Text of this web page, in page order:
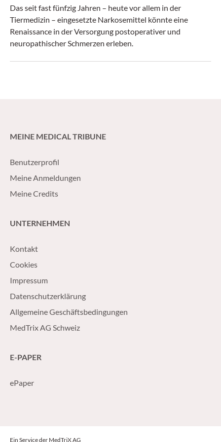
Das seit fast fünfzig Jahren – heute vor allem in der
Tiermedizin – eingesetzte Narkosemittel könnte eine
Renaissance in der Versorgung postoperativer und
neuropathischer Schmerzen erleben.
MEINE MEDICAL TRIBUNE
Benutzerprofil
Meine Anmeldungen
Meine Credits
UNTERNEHMEN
Kontakt
Cookies
Impressum
Datenschutzerklärung
Allgemeine Geschäftsbedingungen
MedTrix AG Schweiz
E-PAPER
ePaper
Ein Service der MedTriX AG